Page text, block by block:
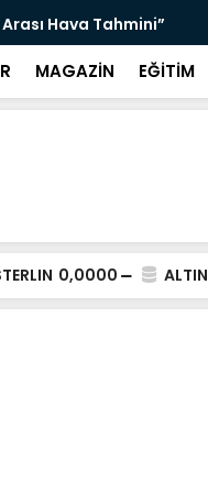
Hava Tahmini”
MAGAZİN EĞİTİM
0,0000 ALTIN